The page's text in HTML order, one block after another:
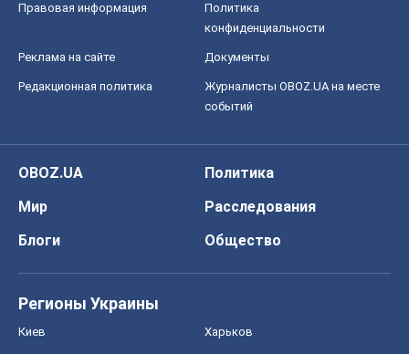
Правовая информация
Политика
конфиденциальности
Реклама на сайте Документы
Редакционная политика
Журналисты OBOZ.UA на месте
событий
OBOZ.UA
Политика
Мир
Расследования
Блоги
Общество
Регионы Украины
Киев Харьков